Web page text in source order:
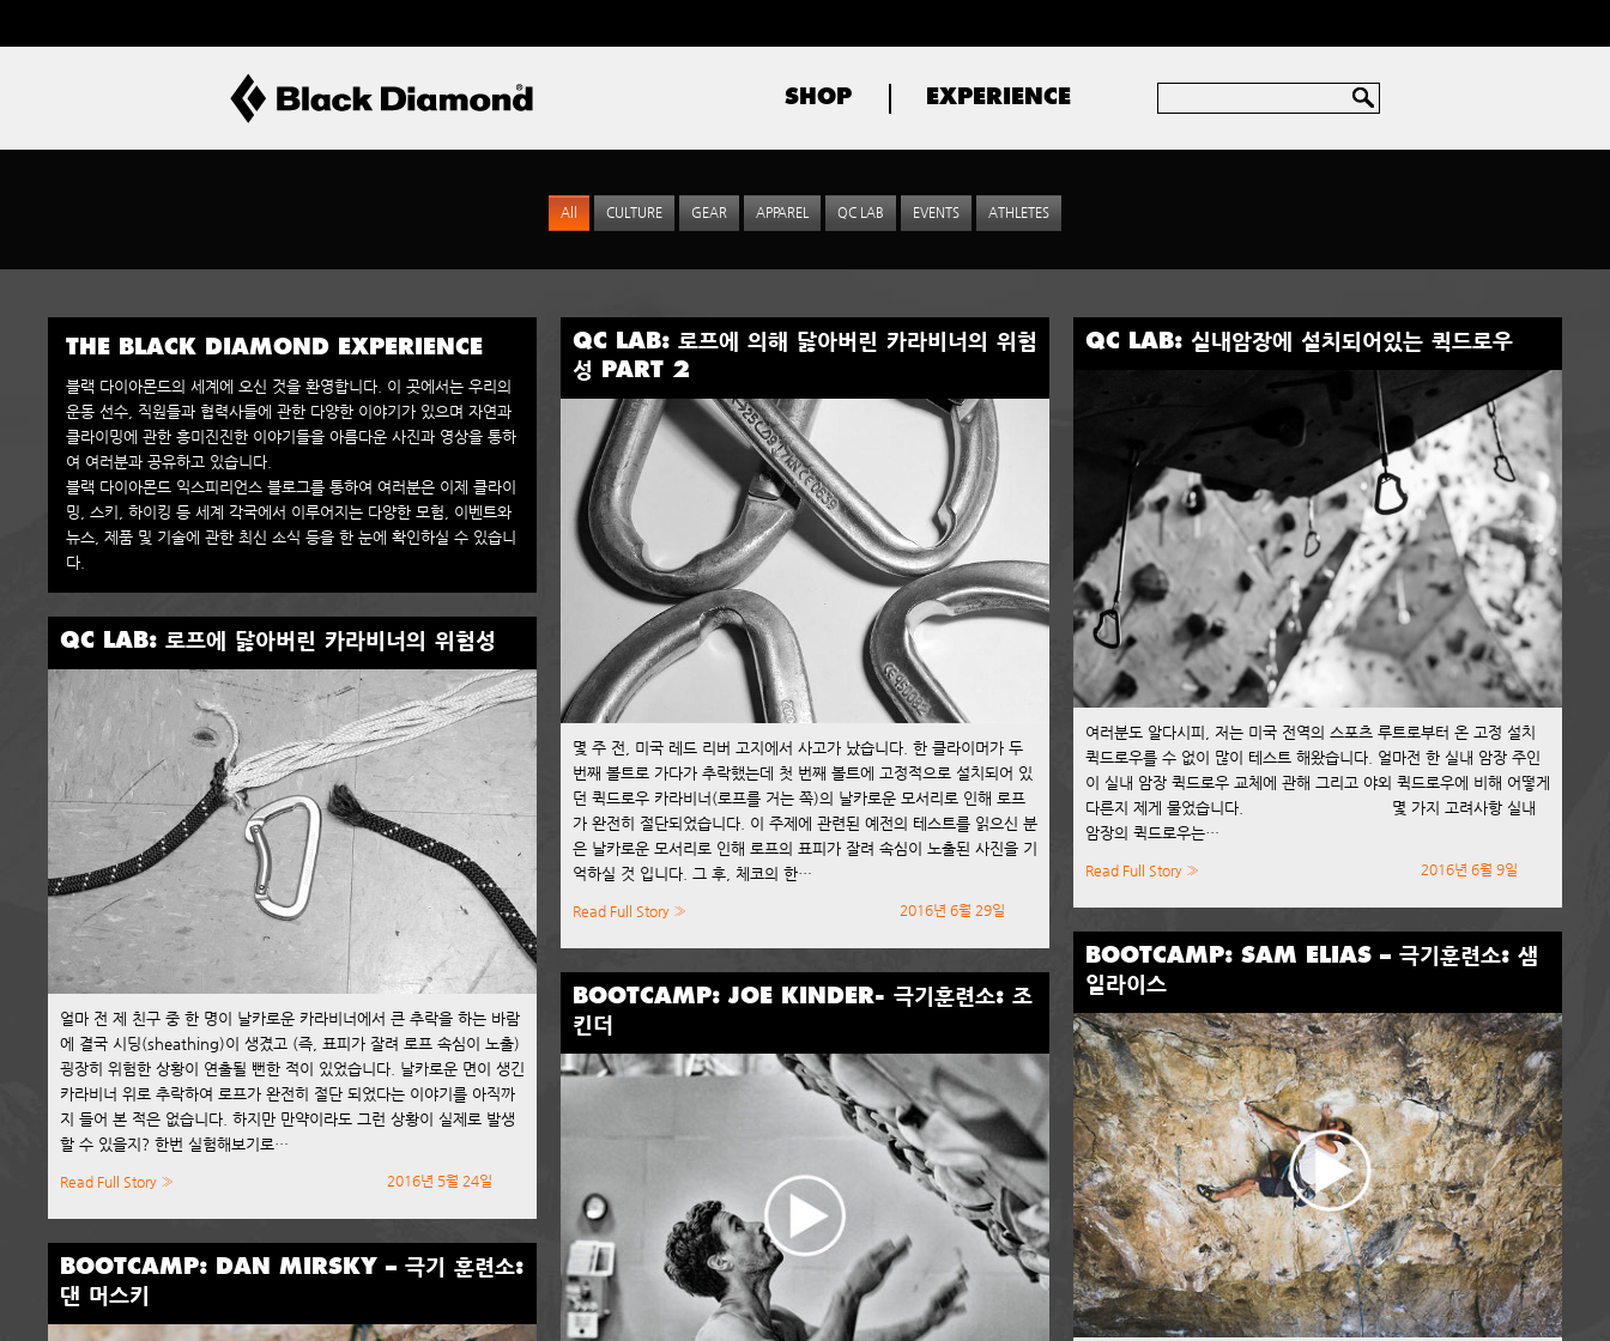
SHOP EXPERIENCE
All CULTURE GEAR APPAREL QC LAB EVENTS ATHLETES
THE BLACK DIAMOND EXPERIENCE
블랙 다이아몬드의 세계에 오신 것을 환영합니다. 이 곳에서는 우리의
운동 선수, 직원들과 협력사들에 관한 다양한 이야기가 있으며 자연과
클라이밍에 관한 흥미진진한 이야기들을 아름다운 사진과 영상을 통하
여 여러분과 공유하고 있습니다.
블랙 다이아몬드 익스피리언스 블로그를 통하여 여러분은 이제 클라이
밍, 스키, 하이킹 등 세계 각국에서 이루어지는 다양한 모험, 이벤트와
뉴스, 제품 및 기술에 관한 최신 소식 등을 한 눈에 확인하실 수 있습니
다.
QC LAB: 로프에 의해 닳아버린 카라비너의 위험
성 PART 2
몇 주 전, 미국 레드 리버 고지에서 사고가 났습니다. 한 클라이머가 두
번째 볼트로 가다가 추락했는데 첫 번째 볼트에 고정적으로 설치되어 있
던 퀵드로우 카라비너(로프를 거는 쪽)의 날카로운 모서리로 인해 로프
가 완전히 절단되었습니다. 이 주제에 관련된 예전의 테스트를 읽으신 분
은 날카로운 모서리로 인해 로프의 표피가 잘려 속심이 노출된 사진을 기
억하실 것 입니다. 그 후, 체코의 한…
2016년 6월 29일
Read Full Story »
QC LAB: 실내암장에 설치되어있는 퀵드로우
여러분도 알다시피, 저는 미국 전역의 스포츠 루트로부터 온 고정 설치
퀵드로우를 수 없이 많이 테스트 해왔습니다. 얼마전 한 실내 암장 주인
이 실내 암장 퀵드로우 교체에 관해 그리고 야외 퀵드로우에 비해 어떻게
다른지 제게 물었습니다. 몇 가지 고려사항 실내
암장의 퀵드로우는…
2016년 6월 9일
Read Full Story »
QC LAB: 로프에 닳아버린 카라비너의 위험성
얼마 전 제 친구 중 한 명이 날카로운 카라비너에서 큰 추락을 하는 바람
에 결국 시딩(sheathing)이 생겼고 (즉, 표피가 잘려 로프 속심이 노출)
굉장히 위험한 상황이 연출될 뻔한 적이 있었습니다. 날카로운 면이 생긴
카라비너 위로 추락하여 로프가 완전히 절단 되었다는 이야기를 아직까
지 들어 본 적은 없습니다. 하지만 만약이라도 그런 상황이 실제로 발생
할 수 있을지? 한번 실험해보기로…
2016년 5월 24일
Read Full Story »
BOOTCAMP: SAM ELIAS – 극기훈련소: 샘
일라이스
BOOTCAMP: JOE KINDER- 극기훈련소: 조
킨더
BOOTCAMP: DAN MIRSKY – 극기 훈련소:
댄 머스키